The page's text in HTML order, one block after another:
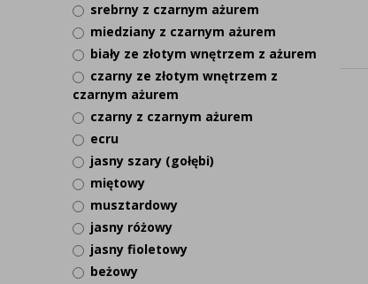
srebrny z czarnym ażurem
miedziany z czarnym ażurem
biały ze złotym wnętrzem z ażurem
czarny ze złotym wnętrzem z
czarnym ażurem
czarny z czarnym ażurem
ecru
jasny szary (gołębi)
miętowy
musztardowy
jasny różowy
jasny fioletowy
beżowy